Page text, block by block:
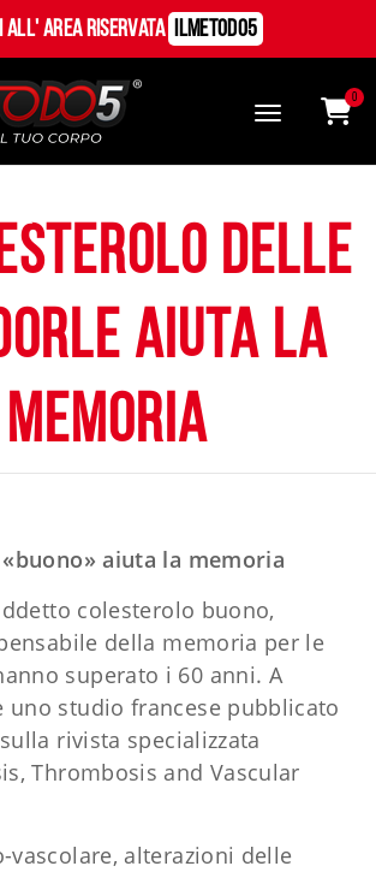
all' Area Riservata ILMetodo5
0
delle
aiuta la
memoria
aiuta la memoria
colesterolo buono,
della memoria per le
superato i 60 anni. A
uno studio francese pubblicato
rivista specializzata
Thrombosis and Vascular
vascolare, alterazioni delle